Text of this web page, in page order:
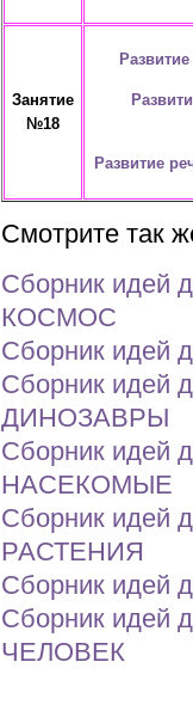
Занятие
№18
Развитие
Смотрите так
Сборник идей
КОСМОС
Сборник идей
Сборник идей
ДИНОЗАВРЫ
Сборник идей
НАСЕКОМЫЕ
Сборник идей
РАСТЕНИЯ
Сборник идей
Сборник идей
ЧЕЛОВЕК